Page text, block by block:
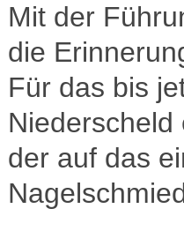
Mit der
die
Für das bis
der auf das